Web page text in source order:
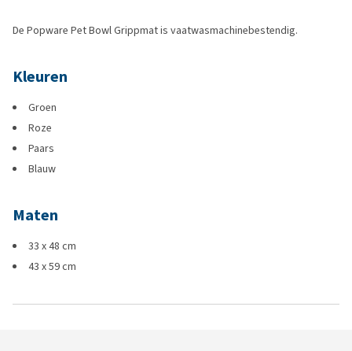
De Popware Pet Bowl Grippmat is vaatwasmachinebestendig.
Kleuren
Groen
Roze
Paars
Blauw
Maten
33 x 48 cm
43 x 59 cm